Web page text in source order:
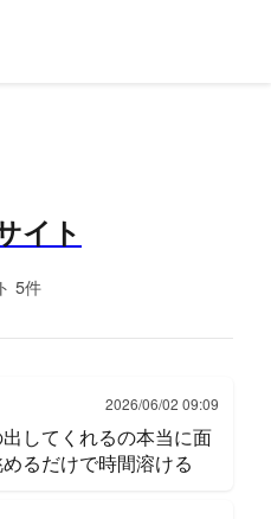
イト
5件
2026/06/02 09:09
してくれるの本当に面
るだけで時間溶ける